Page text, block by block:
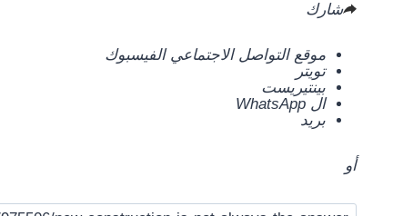
شارك
موقع التواصل الاجتماعي الفيسبوك
تويتر
بينتيريست
ال WhatsApp
بريد
أو